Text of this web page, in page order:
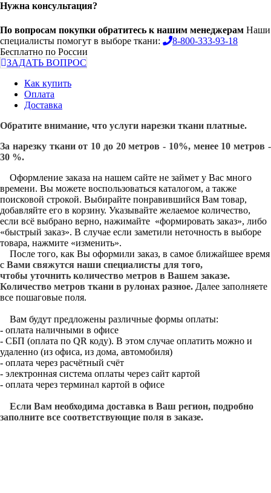
Нужна консультация?
По вопросам покупки обратитесь к нашим менеджерам Наши
специалисты помогут в выборе ткани:
8-800-333-93-18
Бесплатно по России
ЗАДАТЬ ВОПРОС
Как купить
Оплата
Доставка
Обратите внимание, что услуги нарезки ткани платные.
За нарезку ткани от 10 до 20 метров - 10%, менее 10 метров -
30 %.
Оформление заказа на нашем сайте не займет у Вас много
времени. Вы можете воспользоваться каталогом, а также
поисковой строкой. Выбирайте понравившийся Вам товар,
добавляйте его в корзину. Указывайте желаемое количество,
если всё выбрано верно, нажимайте «формировать заказ», либо
«быстрый заказ». В случае если заметили неточность в выборе
товара, нажмите «изменить».
После того, как Вы оформили заказ, в самое ближайшее время
с Вами свяжутся наши специалисты для того,
чтобы уточнить количество метров в Вашем заказе.
Количество метров ткани в рулонах разное. Далее заполняете
все пошаговые поля.
Вам будут предложены различные формы оплаты:
- оплата наличными в офисе
- СБП (оплата по QR коду). В этом случае оплатить можно и
удаленно (из офиса, из дома, автомобиля)
- оплата через расчётный счёт
- электронная система оплаты через сайт картой
- оплата через терминал картой в офисе
Если Вам необходима доставка в Ваш регион, подробно
заполните все соответствующие поля в заказе.